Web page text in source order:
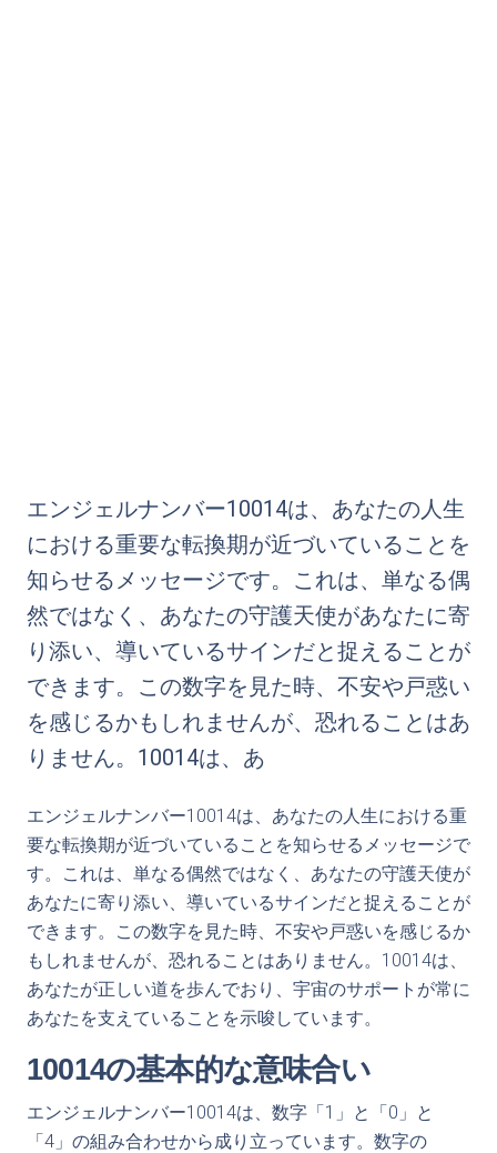
エンジェルナンバー10014は、あなたの人生
における重要な転換期が近づいていることを
知らせるメッセージです。これは、単なる偶
然ではなく、あなたの守護天使があなたに寄
り添い、導いているサインだと捉えることが
できます。この数字を見た時、不安や戸惑い
を感じるかもしれませんが、恐れることはあ
りません。10014は、あ
エンジェルナンバー10014は、あなたの人生における重
要な転換期が近づいていることを知らせるメッセージで
す。これは、単なる偶然ではなく、あなたの守護天使が
あなたに寄り添い、導いているサインだと捉えることが
できます。この数字を見た時、不安や戸惑いを感じるか
もしれませんが、恐れることはありません。10014は、
あなたが正しい道を歩んでおり、宇宙のサポートが常に
あなたを支えていることを示唆しています。
10014の基本的な意味合い
エンジェルナンバー10014は、数字「1」と「0」と
「4」の組み合わせから成り立っています。数字の